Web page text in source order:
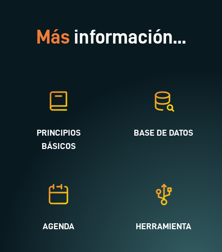
Más información...
PRINCIPIOS
BÁSICOS
BASE DE DATOS
AGENDA HERRAMIENTA